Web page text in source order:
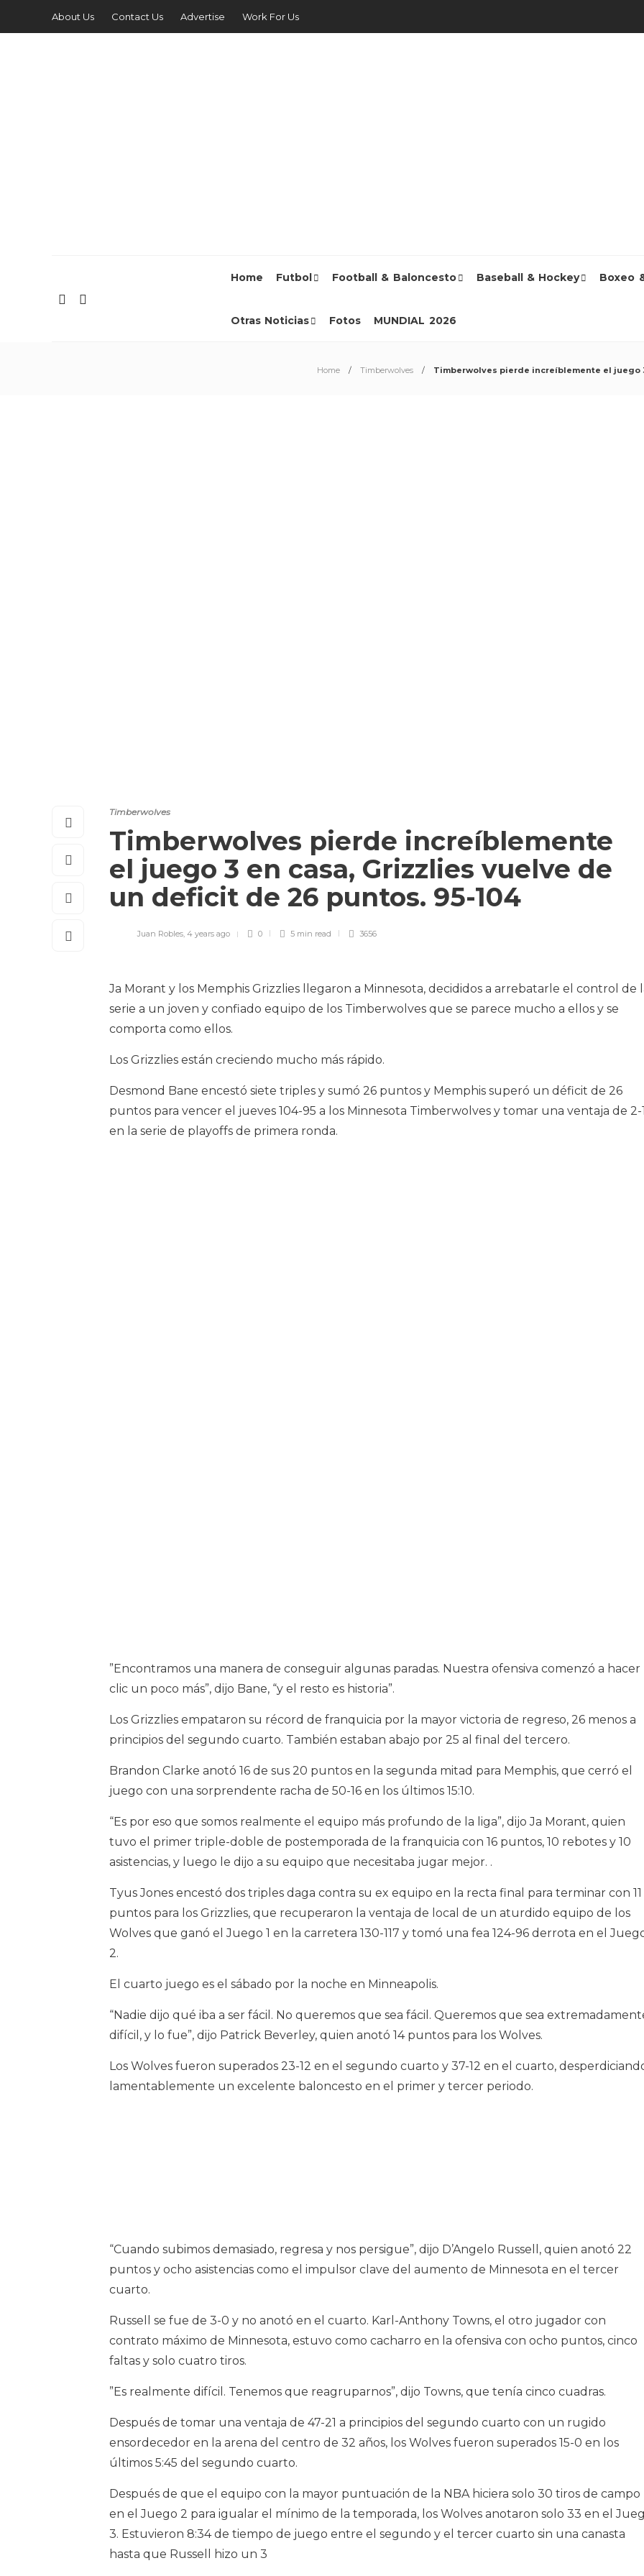
About Us Contact Us Advertise Work For Us
Home Futbol Football & Baloncesto Baseball & Hockey Boxeo
Otras Noticias Fotos MUNDIAL 2026
Home Timberwolves Timberwolves pierde increíblemente el juego
Timberwolves
Timberwolves pierde increíblemente
el juego 3 en casa, Grizzlies vuelve de
un deficit de 26 puntos. 95-104
Juan Robles, 4 years ago 0 5 min read 3656
Ja Morant y los Memphis Grizzlies llegaron a Minnesota, decididos a arrebatarle el control de
serie a un joven y confiado equipo de los Timberwolves que se parece mucho a ellos y se
comporta como ellos.
Los Grizzlies están creciendo mucho más rápido.
Desmond Bane encestó siete triples y sumó 26 puntos y Memphis superó un déficit de 26
puntos para vencer el jueves 104-95 a los Minnesota Timberwolves y tomar una ventaja de 2-
en la serie de playoffs de primera ronda.
”Encontramos una manera de conseguir algunas paradas. Nuestra ofensiva comenzó a hacer
clic un poco más”, dijo Bane, “y el resto es historia”.
Los Grizzlies empataron su récord de franquicia por la mayor victoria de regreso, 26 menos a
principios del segundo cuarto. También estaban abajo por 25 al final del tercero.
Brandon Clarke anotó 16 de sus 20 puntos en la segunda mitad para Memphis, que cerró el
juego con una sorprendente racha de 50-16 en los últimos 15:10.
“Es por eso que somos realmente el equipo más profundo de la liga”, dijo Ja Morant, quien
tuvo el primer triple-doble de postemporada de la franquicia con 16 puntos, 10 rebotes y 10
asistencias, y luego le dijo a su equipo que necesitaba jugar mejor. .
Tyus Jones encestó dos triples daga contra su ex equipo en la recta final para terminar con 11
puntos para los Grizzlies, que recuperaron la ventaja de local de un aturdido equipo de los
Wolves que ganó el Juego 1 en la carretera 130-117 y tomó una fea 124-96 derrota en el
2.
El cuarto juego es el sábado por la noche en Minneapolis.
“Nadie dijo qué iba a ser fácil. No queremos que sea fácil. Queremos que sea
difícil, y lo fue”, dijo Patrick Beverley, quien anotó 14 puntos para los Wolves.
Los Wolves fueron superados 23-12 en el segundo cuarto y 37-12 en el cuarto,
lamentablemente un excelente baloncesto en el primer y tercer periodo.
“Cuando subimos demasiado, regresa y nos persigue”, dijo D’Angelo Russell, quien anotó 22
puntos y ocho asistencias como el impulsor clave del aumento de Minnesota en el tercer
cuarto.
Russell se fue de 3-0 y no anotó en el cuarto. Karl-Anthony Towns, el otro jugador con
contrato máximo de Minnesota, estuvo como cacharro en la ofensiva con ocho puntos, cinco
faltas y solo cuatro tiros.
”Es realmente difícil. Tenemos que reagruparnos”, dijo Towns, que tenía cinco cuadras.
Después de tomar una ventaja de 47-21 a principios del segundo cuarto con un rugido
ensordecedor en la arena del centro de 32 años, los Wolves fueron superados 15-0 en los
últimos 5:45 del segundo cuarto.
Después de que el equipo con la mayor puntuación de la NBA hiciera solo 30 tiros de campo
en el Juego 2 para igualar el mínimo de la temporada, los Wolves anotaron solo 33 en el
3. Estuvieron 8:34 de tiempo de juego entre el segundo y el tercer cuarto sin una canasta
hasta que Russell hizo un 3